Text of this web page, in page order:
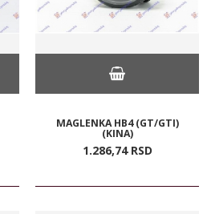
MAGLENKA HB4 (GT/GTI)
(KINA)
1.286,74 RSD